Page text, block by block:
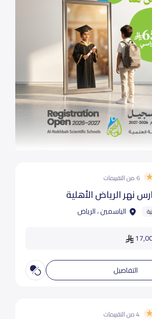
6 من التقييمات
نهر الرياض الأهلية
الياسمين ، الرياض
التفاصيل
4 من التقييمات